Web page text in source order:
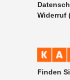
Widerruf
Finden